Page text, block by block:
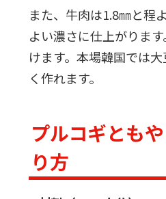
また、牛肉は1.8㎜と程
よい濃さに仕上がりま
けます。本場韓国では
く作れます。
プルコギとも
り方